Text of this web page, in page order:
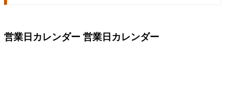
営業日カレンダー 営業日カレンダー